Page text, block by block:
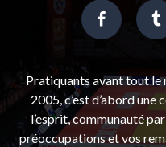
Pratiquants avant tout
2005, c’est d’abord
l’esprit, communauté
préoccupations et vos